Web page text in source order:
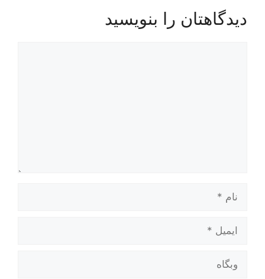
دیدگاهتان را بنویسید
وبگاه